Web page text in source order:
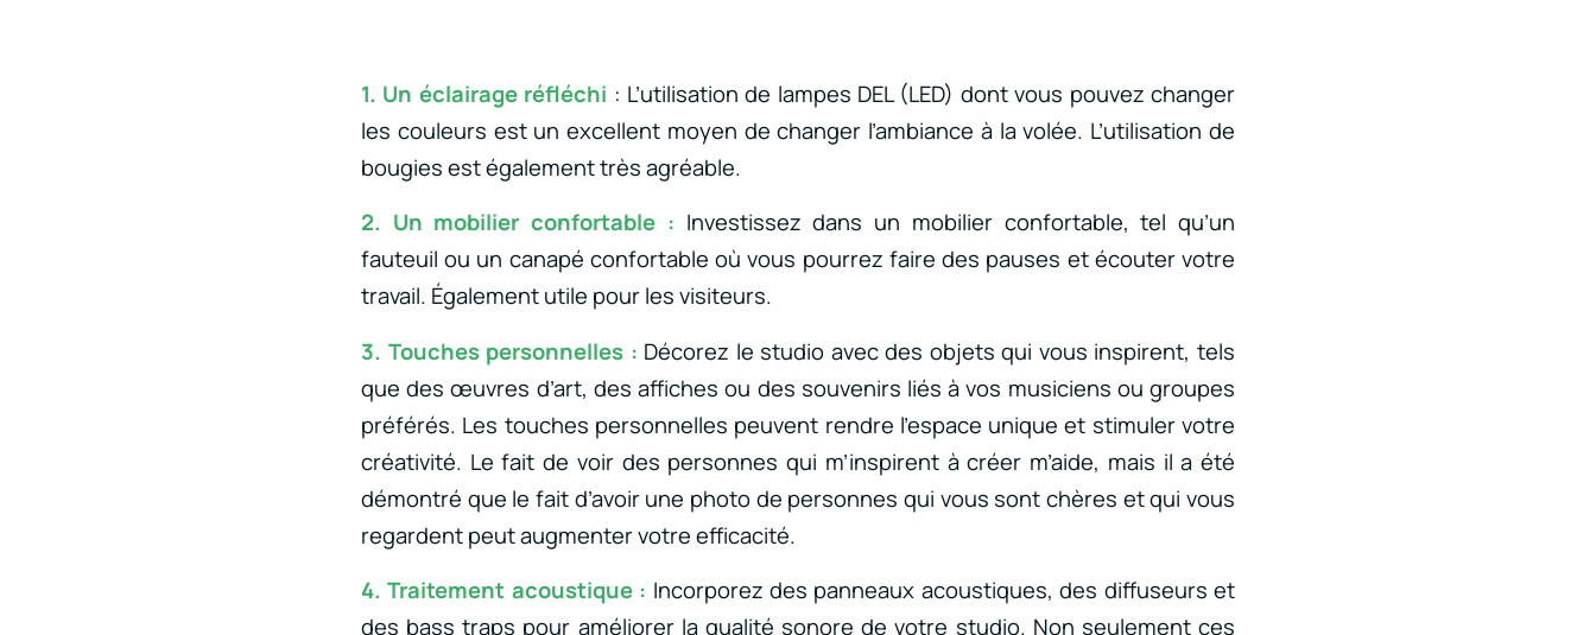
1. Un éclairage réfléchi : L’utilisation de lampes DEL (LED) dont vous pouvez changer
les couleurs est un excellent moyen de changer l’ambiance à la volée. L’utilisation de
bougies est également très agréable.
2. Un mobilier confortable : Investissez dans un mobilier confortable, tel qu’un
fauteuil ou un canapé confortable où vous pourrez faire des pauses et écouter votre
travail. Également utile pour les visiteurs.
3. Touches personnelles : Décorez le studio avec des objets qui vous inspirent, tels
que des œuvres d’art, des affiches ou des souvenirs liés à vos musiciens ou groupes
préférés. Les touches personnelles peuvent rendre l’espace unique et stimuler votre
créativité. Le fait de voir des personnes qui m’inspirent à créer m’aide, mais il a été
démontré que le fait d’avoir une photo de personnes qui vous sont chères et qui vous
regardent peut augmenter votre efficacité.
4. Traitement acoustique : Incorporez des panneaux acoustiques, des diffuseurs et
des bass traps pour améliorer la qualité sonore de votre studio. Non seulement ces